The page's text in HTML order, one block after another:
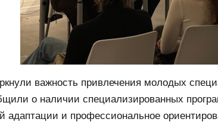
важность привлечения молодых
о наличии специализированных
и профессиональное